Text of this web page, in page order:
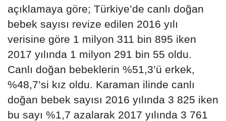
açıklamaya göre; Türkiye’de canlı doğan
bebek sayısı revize edilen 2016 yılı
verisine göre 1 milyon 311 bin 895 iken
2017 yılında 1 milyon 291 bin 55 oldu.
Canlı doğan bebeklerin %51,3’ü erkek,
%48,7’si kız oldu. Karaman ilinde canlı
doğan bebek sayısı 2016 yılında 3 825 iken
bu sayı %1,7 azalarak 2017 yılında 3 761